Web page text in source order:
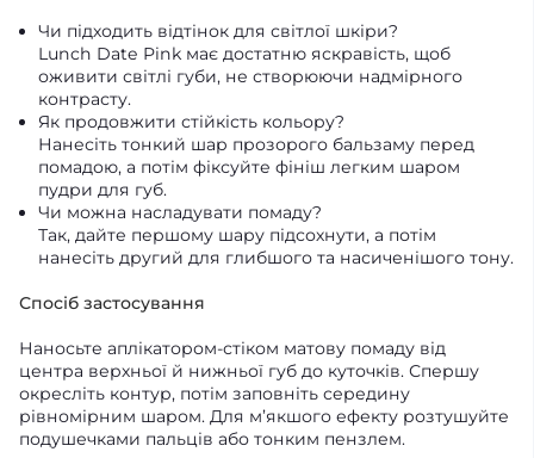
Чи підходить відтінок для світлої шкіри?
Lunch Date Pink має достатню яскравість, щоб
оживити світлі губи, не створюючи надмірного
контрасту.
Як продовжити стійкість кольору?
Нанесіть тонкий шар прозорого бальзаму перед
помадою, а потім фіксуйте фініш легким шаром
пудри для губ.
Чи можна насладувати помаду?
Так, дайте першому шару підсохнути, а потім
нанесіть другий для глибшого та насиченішого тону.
Спосіб застосування
Наносьте аплікатором-стіком матову помаду від
центра верхньої й нижньої губ до куточків. Спершу
окресліть контур, потім заповніть середину
рівномірним шаром. Для м’якшого ефекту розтушуйте
подушечками пальців або тонким пензлем.